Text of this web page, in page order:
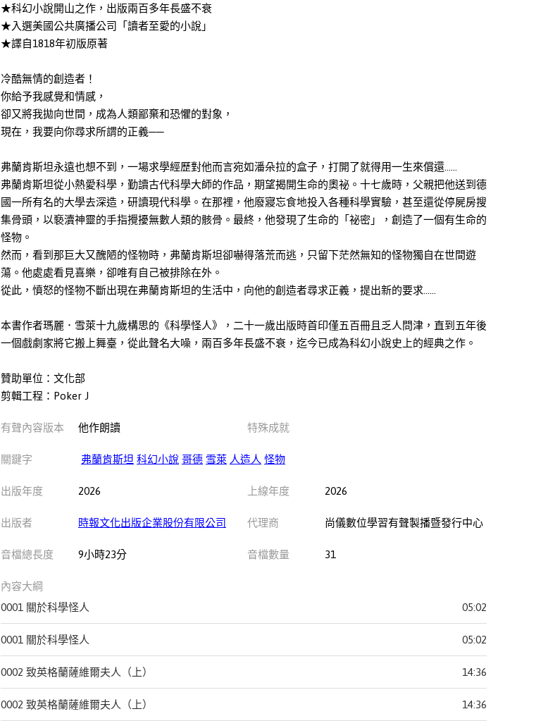
★科幻小說開山之作，出版兩百多年長盛不衰
★入選美國公共廣播公司「讀者至愛的小說」
★譯自1818年初版原著
冷酷無情的創造者！
你給予我感覺和情感，
卻又將我拋向世間，成為人類鄙棄和恐懼的對象，
現在，我要向你尋求所謂的正義──
弗蘭肯斯坦永遠也想不到，一場求學經歷對他而言宛如潘朵拉的盒子，打開了就得用一生來償還……
弗蘭肯斯坦從小熱愛科學，勤讀古代科學大師的作品，期望揭開生命的奧祕。十七歲時，父親把他送到德
國一所有名的大學去深造，研讀現代科學。在那裡，他廢寢忘食地投入各種科學實驗，甚至還從停屍房搜
集骨頭，以褻瀆神靈的手指攪擾無數人類的骸骨。最終，他發現了生命的「祕密」，創造了一個有生命的
怪物。
然而，看到那巨大又醜陋的怪物時，弗蘭肯斯坦卻嚇得落荒而逃，只留下茫然無知的怪物獨自在世間遊
蕩。他處處看見喜樂，卻唯有自己被排除在外。
從此，憤怒的怪物不斷出現在弗蘭肯斯坦的生活中，向他的創造者尋求正義，提出新的要求……
本書作者瑪麗．雪萊十九歲構思的《科學怪人》，二十一歲出版時首印僅五百冊且乏人問津，直到五年後
一個戲劇家將它搬上舞臺，從此聲名大噪，兩百多年長盛不衰，迄今已成為科幻小說史上的經典之作。
贊助單位：文化部
剪輯工程：Poker J
有聲內容版本 他作朗讀 特殊成就
關鍵字 弗蘭肯斯坦 科幻小說 哥德 雪萊 人造人 怪物
出版年度 2026 上線年度 2026
出版者 時報文化出版企業股份有限公司 代理商 尚儀數位學習有聲製播暨發行中心
音檔總長度 9小時23分 音檔數量 31
內容大綱
0001 關於科學怪人
05:02
0001 關於科學怪人 05:02
0002 致英格蘭薩維爾夫人（上） 14:36
0002 致英格蘭薩維爾夫人（上） 14:36